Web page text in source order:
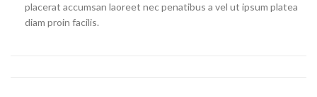
placerat accumsan laoreet nec penatibus a vel ut ipsum platea
diam proin facilis.